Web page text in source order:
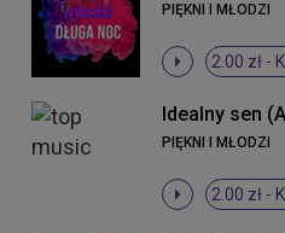
PIĘKNI I MŁODZI
2.00 zł -
PIĘKNI I MŁODZI
2.00 zł -